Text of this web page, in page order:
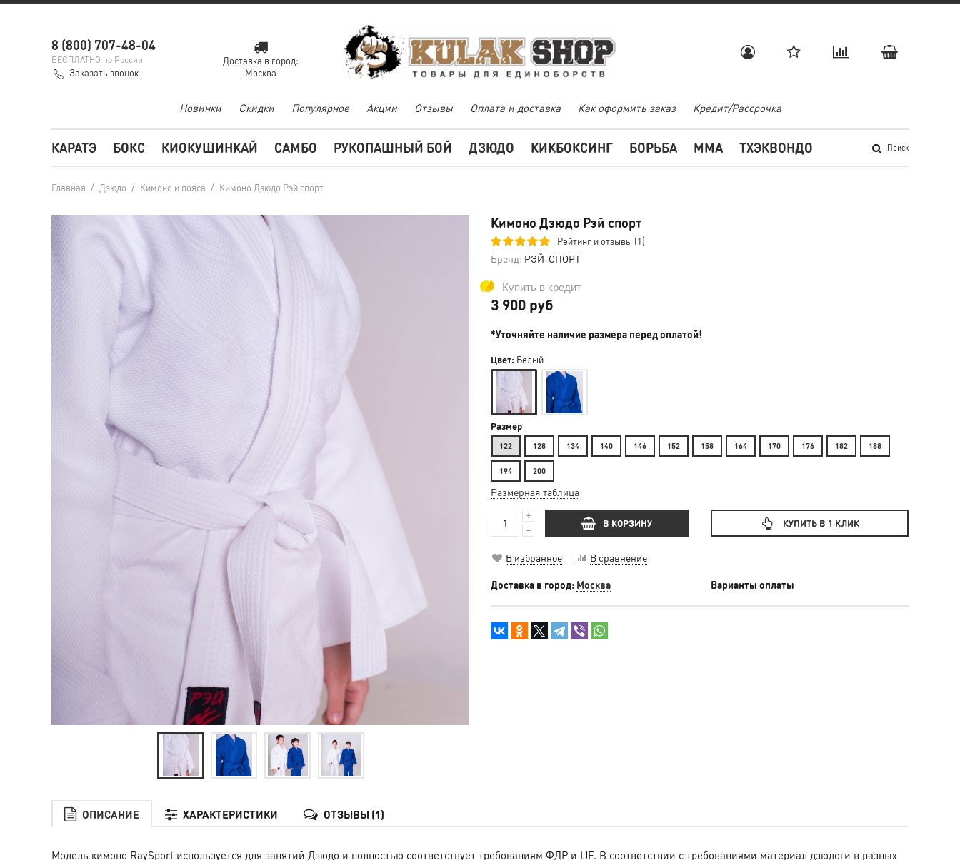
8 (800) 707-48-04
БЕСПЛАТНО по России
Заказать звонок
Доставка в город:
Москва
Новинки Скидки Популярное Акции Отзывы Оплата и доставка Как оформить заказ Кредит/Рассрочка
Поиск
КАРАТЭ БОКС КИОКУШИНКАЙ САМБО РУКОПАШНЫЙ БОЙ ДЗЮДО КИКБОКСИНГ БОРЬБА MMA ТХЭКВОНДО
Главная / Дзюдо / Кимоно и пояса / Кимоно Дзюдо Рэй спорт
Кимоно Дзюдо Рэй спорт
Рейтинг и отзывы (1)
Бренд: РЭЙ-СПОРТ
Купить в кредит
3 900 руб
*Уточняйте наличие размера перед оплатой!
Цвет: Белый
Размер
122 128 134 140 146 152 158 164 170 176 182 188
194 200
Размерная таблица
В КОРЗИНУ КУПИТЬ В 1 КЛИК
В избранное В сравнение
Доставка в город: Москва Варианты оплаты
ОПИСАНИЕ ХАРАКТЕРИСТИКИ ОТЗЫВЫ (1)
Модель кимоно RaySport используется для занятий Дзюдо и полностью соответствует требованиям ФДР и IJF. В соответствии с требованиями материал дзюдоги в разных